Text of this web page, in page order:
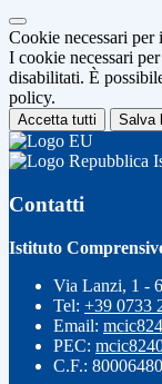
Cookie necessari
I cookie necessari
disabilitati. È
policy.
Accetta tutti Salva
Contatti
Istituto
Via Lanzi, 1 -
Tel: +39 0733
Email:
PEC:
C.F.: